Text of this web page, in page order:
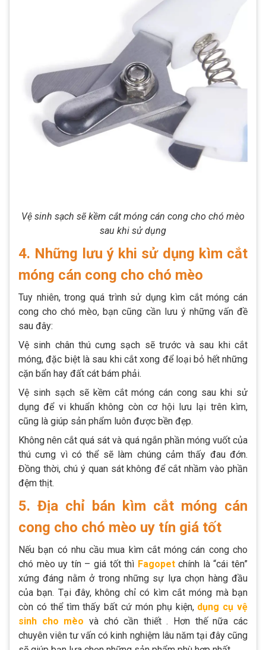
Vệ sinh sạch sẽ kềm cắt móng cán cong cho chó mèo
sau khi sử dụng
4. Những lưu ý khi sử dụng kìm cắt
móng cán cong cho chó mèo
Tuy nhiên, trong quá trình sử dụng kìm cắt móng cán
cong cho chó mèo, bạn cũng cần lưu ý những vấn đề
sau đây:
Vệ sinh chân thú cưng sạch sẽ trước và sau khi cắt
móng, đặc biệt là sau khi cắt xong để loại bỏ hết những
cặn bẩn hay đất cát bám phải.
Vệ sinh sạch sẽ kềm cắt móng cán cong sau khi sử
dụng để vi khuẩn không còn cơ hội lưu lại trên kìm,
cũng là giúp sản phẩm luôn được bền đẹp.
Không nên cắt quá sát và quá ngắn phần móng vuốt của
thú cưng vì có thể sẽ làm chúng cảm thấy đau đớn.
Đồng thời, chú ý quan sát không để cắt nhầm vào phần
đệm thịt.
5. Địa chỉ bán kìm cắt móng cán
cong cho chó mèo uy tín giá tốt
Nếu bạn có nhu cầu mua kìm cắt móng cán cong cho
chó mèo uy tín – giá tốt thì Fagopetchính là “cái tên”
xứng đáng nằm ở trong những sự lựa chọn hàng đầu
của bạn. Tại đây, không chỉ có kìm cắt móng mà bạn
còn có thể tìm thấy bất cứ món phụ kiện, dụng cụ vệ
sinh cho mèo và chó cần thiết . Hơn thế nữa các
chuyên viên tư vấn có kinh nghiệm lâu năm tại đây cũng